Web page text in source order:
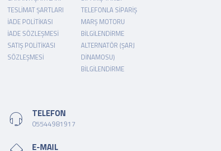
TESLIMAT ŞARTLARI
İADE POLITIKASI
İADE SÖZLEŞMESI
SATIŞ POLITIKASI
SÖZLEŞMESI
TELEFONLA SIPARIŞ
MARŞ MOTORU
BILGILENDIRME
ALTERNATÖR (ŞARJ
DINAMOSU)
BILGILENDIRME
TELEFON
05544981917
E-MAIL